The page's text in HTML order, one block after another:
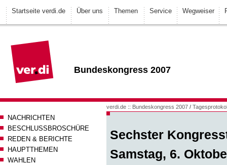
Startseite verdi.de Über uns Themen Service Wegweiser
Bundeskongress 2007
NACHRICHTEN
BESCHLUSSBROSCHÜRE
REDEN & BERICHTE
HAUPTTHEMEN
WAHLEN
verdi.de :: Bundeskongress 2007 /
Sechster
Samstag, 6.